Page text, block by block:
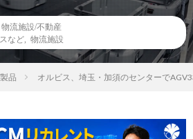
物流施設/不動産
など 物流施設
品 オルビス、埼玉・加須のセンターで